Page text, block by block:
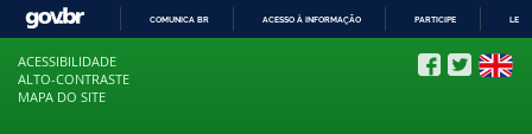
COMUNICA BR ACESSO À INFORMAÇÃO PARTICIPE
ACESSIBILIDADE
ALTO-CONTRASTE
MAPA DO SITE